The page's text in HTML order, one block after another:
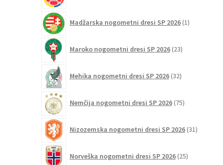
Madžarska nogometni dresi SP 2026 1izdelek
Maroko nogometni dresi SP 2026 23izdelkov
Mehika nogometni dresi SP 2026 32izdelkov
Nemčija nogometni dresi SP 2026 75izdelkov
Nizozemska nogometni dresi SP 2026 31izdelkov
Norveška nogometni dresi SP 2026 25izdelkov